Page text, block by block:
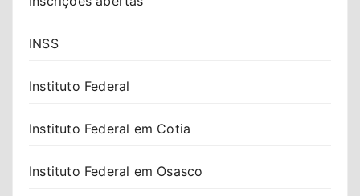
INSS
Instituto Federal
Instituto Federal em Cotia
Instituto Federal em Osasco